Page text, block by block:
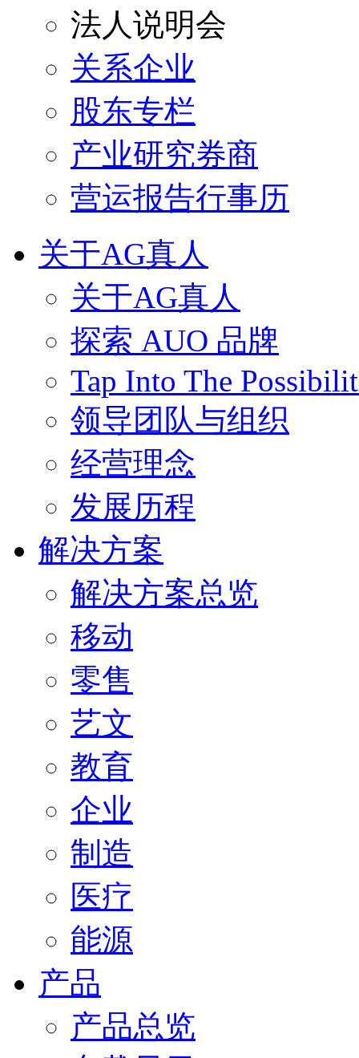
法人说明会
关系企业
股东专栏
产业研究券商
营运报告行事历
关于AG真人
关于AG真人
探索 AUO 品牌
Tap Into The
领导团队与组织
经营理念
发展历程
解决方案
解决方案总览
移动
零售
艺文
教育
企业
制造
医疗
能源
产品
产品总览